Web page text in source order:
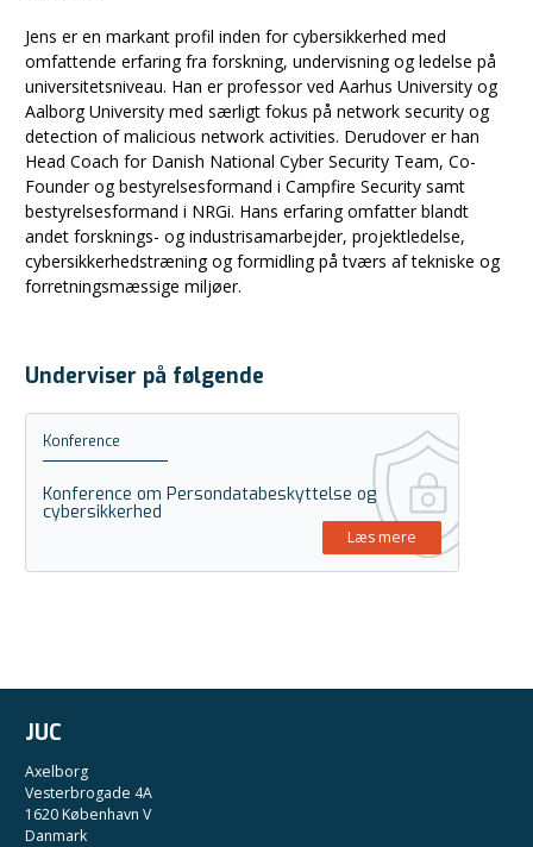
Jens er en markant profil inden for cybersikkerhed med
omfattende erfaring fra forskning, undervisning og ledelse på
universitetsniveau. Han er professor ved Aarhus University og
Aalborg University med særligt fokus på network security og
detection of malicious network activities. Derudover er han
Head Coach for Danish National Cyber Security Team, Co-
Founder og bestyrelsesformand i Campfire Security samt
bestyrelsesformand i NRGi. Hans erfaring omfatter blandt
andet forsknings- og industrisamarbejder, projektledelse,
cybersikkerhedstræning og formidling på tværs af tekniske og
forretningsmæssige miljøer.
Underviser på følgende
Konference
Konference om Persondatabeskyttelse og
cybersikkerhed
Læs mere
JUC
Axelborg
Vesterbrogade 4A
1620 København V
Danmark